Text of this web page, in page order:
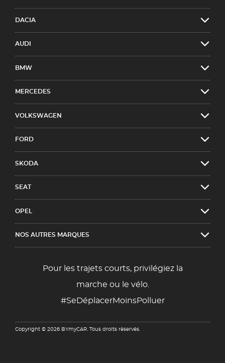
DACIA
AUDI
BMW
MERCEDES
VOLKSWAGEN
FORD
SKODA
SEAT
OPEL
NOS AUTRES MARQUES
Pour les trajets courts, privilégiez la
marche ou le vélo.
#SeDéplacerMoinsPolluer
Copyright © 2026 BYmyCAR. Tous droits réservés.